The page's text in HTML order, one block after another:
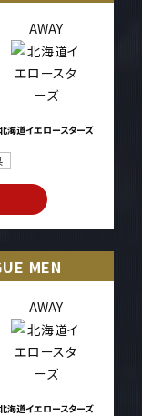
AWAY
海道イエロースターズ
MEN
AWAY
海道イエロースターズ